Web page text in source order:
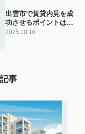
出雲市で賃貸内見を成
功させるポイントは？
初めてでも安心な準備
2025.10.16
事